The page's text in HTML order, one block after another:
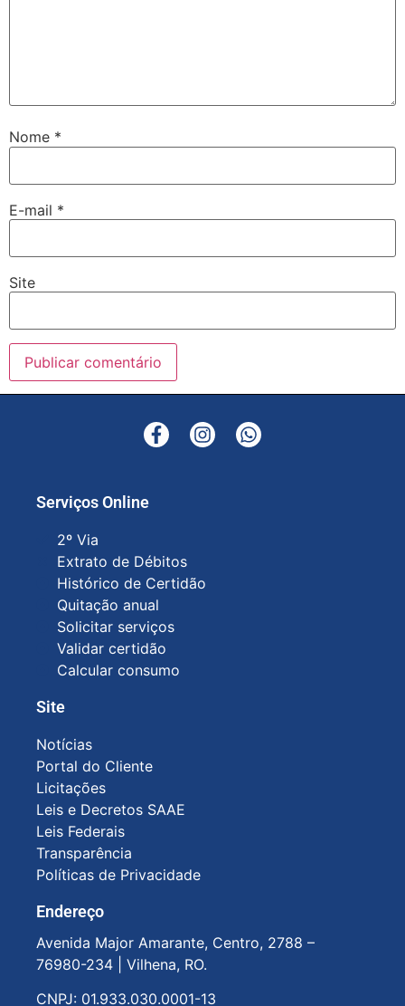
Nome *
E-mail *
Site
Serviços Online
2º Via
Extrato de Débitos
Histórico de Certidão
Quitação anual
Solicitar serviços
Validar certidão
Calcular consumo
Site
Notícias
Portal do Cliente
Licitações
Leis e Decretos SAAE
Leis Federais
Transparência
Políticas de Privacidade
Endereço
Avenida Major Amarante, Centro, 2788 –
76980-234 | Vilhena, RO.
CNPJ: 01.933.030.0001-13